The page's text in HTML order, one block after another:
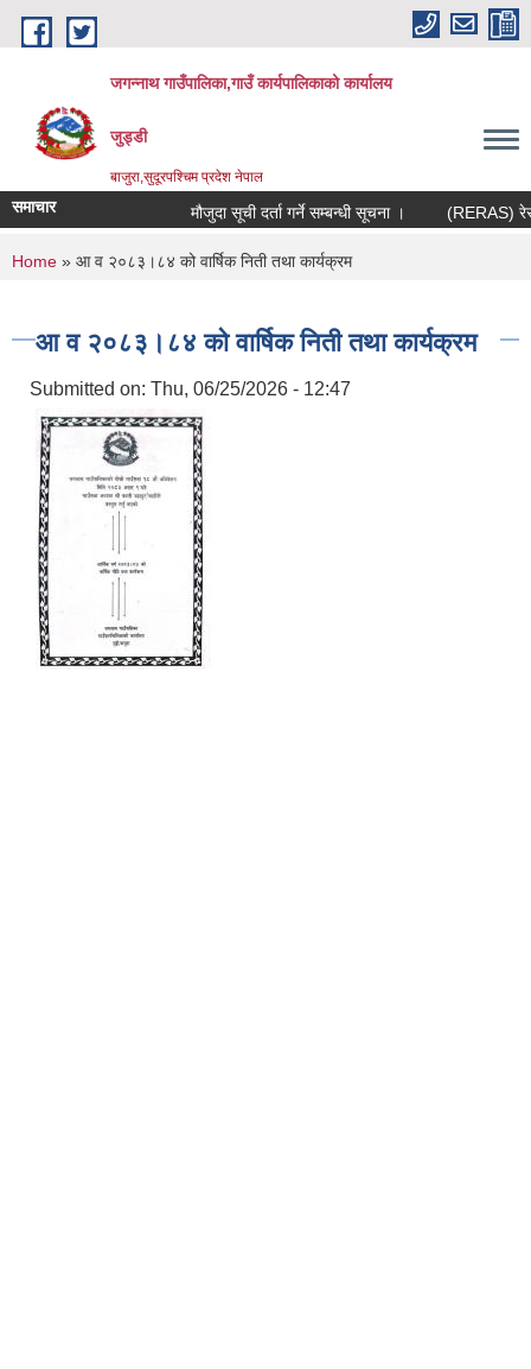
Skip to main content
जगन्नाथ गाउँपालिका,गाउँ कार्यपालिकाको कार्यालय
जुड्डी
बाजुरा,सुदूरपश्चिम प्रदेश नेपाल
समाचार मौजुदा सूची दर्ता गर्ने सम्बन्धी सूचना । (RERAS)
You are here
Home » आ व २०८३।८४ को वार्षिक निती तथा कार्यक्रम
आ व २०८३।८४ को वार्षिक निती तथा कार्यक्रम
Submitted on: Thu, 06/25/2026 - 12:47